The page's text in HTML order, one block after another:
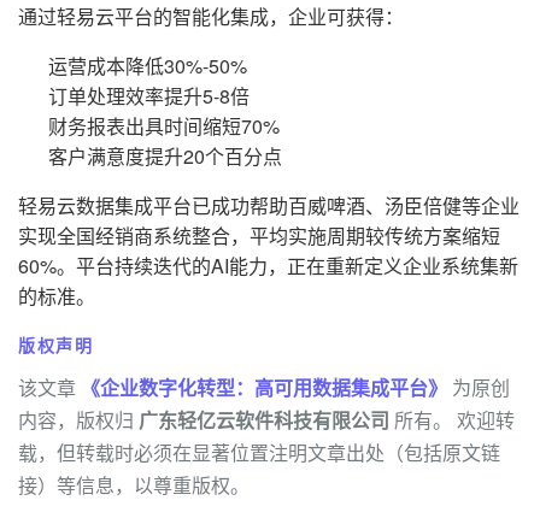
通过轻易云平台的智能化集成，企业可获得：
运营成本降低30%-50%
订单处理效率提升5-8倍
财务报表出具时间缩短70%
客户满意度提升20个百分点
轻易云数据集成平台已成功帮助百威啤酒、汤臣倍健等企业
实现全国经销商系统整合，平均实施周期较传统方案缩短
60%。平台持续迭代的AI能力，正在重新定义企业系统集新
的标准。
版权声明
该文章 《企业数字化转型：高可用数据集成平台》 为原创
内容，版权归 广东轻亿云软件科技有限公司 所有。 欢迎转
载，但转载时必须在显著位置注明文章出处（包括原文链
接）等信息，以尊重版权。